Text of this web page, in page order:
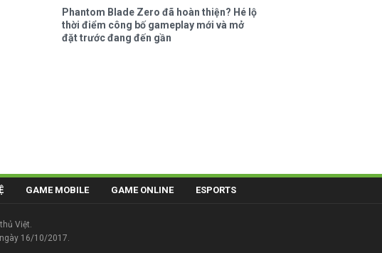
Phantom Blade Zero đã hoàn thiện? Hé lộ
thời điểm công bố gameplay mới và mở
đặt trước đang đến gần
GAME MOBILE GAME ONLINE ESPORTS
Việt.
16/10/2017.